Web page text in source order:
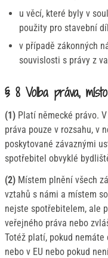
u věcí, které byly v
použity pro stavební
v případě zákonných
souvislosti s právy z
§ 8 Volba práva,
(1) Platí německé právo.
práva pouze v rozsahu, v
poskytované závaznými
spotřebitel obvyklé
(2) Místem plnění všech
vztahů s námi a místem
nejste spotřebitelem, ale
veřejného práva nebo
Totéž platí, pokud
nebo v EU nebo pokud